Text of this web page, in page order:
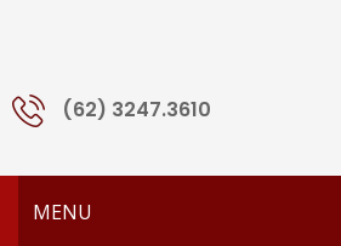
(62) 3247.3610
MENU